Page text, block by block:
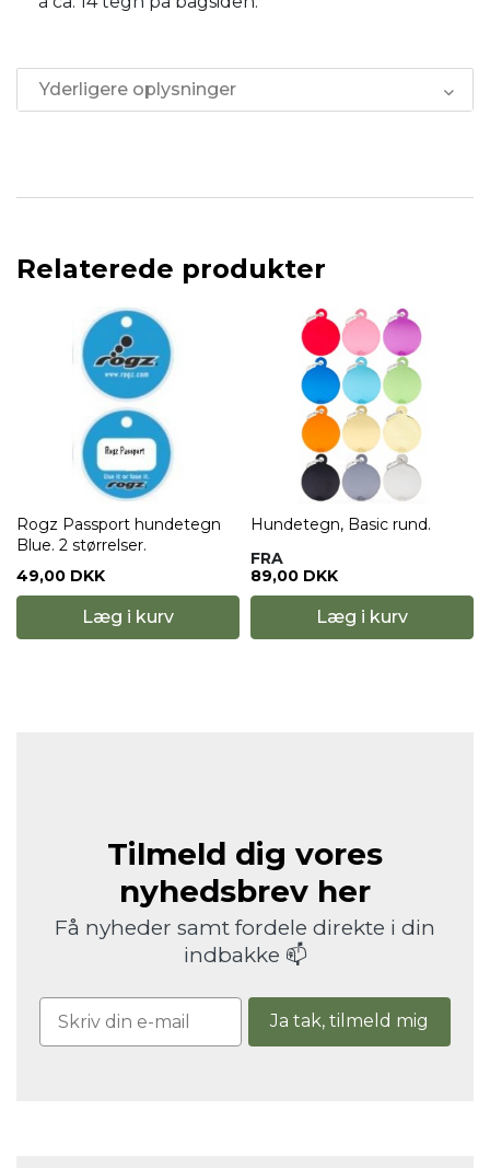
Yderligere oplysninger
Relaterede produkter
Hundetegn, Basic rund.
89,00 DKK
Læg i kurv
Hundetegn, glitter ben
119,00 DKK
Læg i kurv
Tilmeld dig vores
nyhedsbrev her
Få nyheder samt fordele direkte i din
indbakke 📫
Ja tak, tilmeld mig